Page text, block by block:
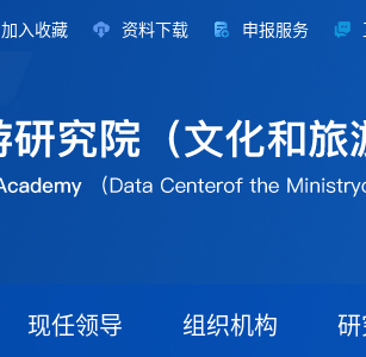
加入收藏 资料下载 申报服务
现任领导 组织机构 研